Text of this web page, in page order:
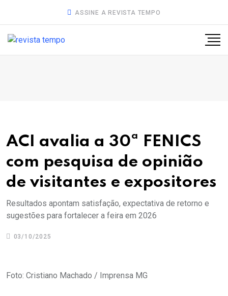
ASSINE A REVISTA TEMPO
ACI avalia a 30ª FENICS
com pesquisa de opinião
de visitantes e expositores
Resultados apontam satisfação, expectativa de retorno e
sugestões para fortalecer a feira em 2026
03/10/2025
Foto: Cristiano Machado / Imprensa MG